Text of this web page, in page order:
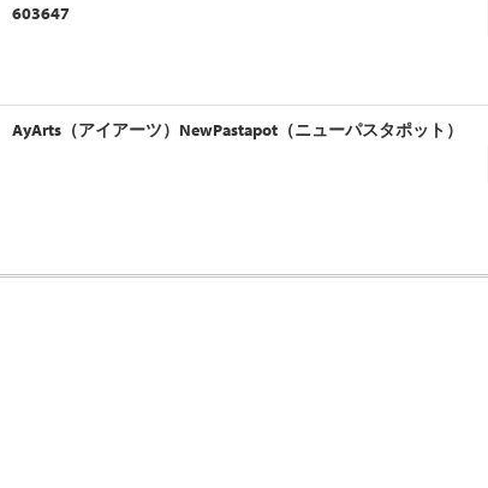
603647
AyArts（アイアーツ）NewPastapot（ニューパスタポット）